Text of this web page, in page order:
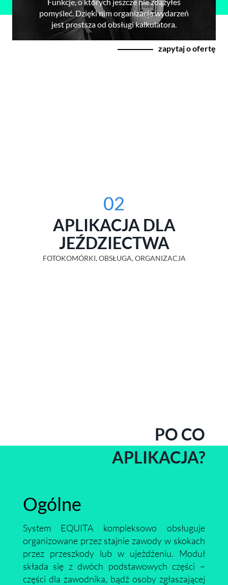
pomyśleć. Dzięki nim organizacja wydarzeń
jest prostsza od obsługi kalkulatora.
zapytaj o ofertę
02
APLIKACJA DLA
JEŹDZIECTWA
FOTOKOMÓRKI, OBSŁUGA, ORGANIZACJA
PO CO
APLIKACJA?
Ogólne
System EQUITA kompleksowo obsługuje
organizowane przez stajnie zawody w skokach
przez przeszkody lub w ujeżdżeniu. Moduł
składa się z dwóch podstawowych części –
części dla zawodnika, bądź osoby zgłaszającej